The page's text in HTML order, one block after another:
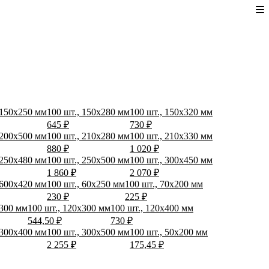
мм100 шт., 150x280 мм
645 ₽
100 шт., 150x320 мм
730 ₽
мм100 шт., 210x280 мм
880 ₽
100 шт., 210x330 мм
1 020 ₽
мм100 шт., 250x500 мм
1 860 ₽
100 шт., 300x450 мм
2 070 ₽
мм100 шт., 60x250 мм
230 ₽
100 шт., 70x200 мм
225 ₽
мм100 шт., 120x300 мм
544,50 ₽
100 шт., 120x400 мм
730 ₽
мм100 шт., 300x500 мм
2 255 ₽
100 шт., 50x200 мм
175,45 ₽